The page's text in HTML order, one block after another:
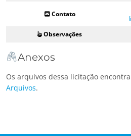
Contato
Observações
Anexos
Os arquivos dessa licitação
Arquivos.